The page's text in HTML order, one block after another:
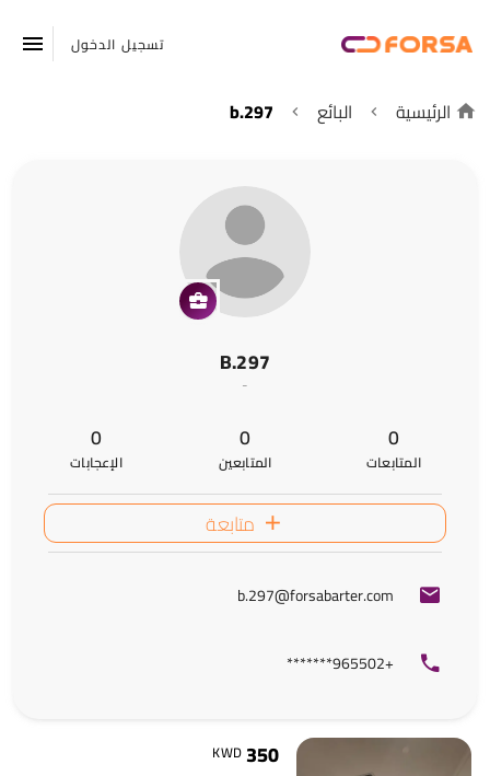
تسجيل الدخول
الرئيسية البائع b.297
B.297
-
0
المتابعات
0
المتابعين
0
الإعجابات
متابعة
b.297@forsabarter.com
+965502*******
350
KWD